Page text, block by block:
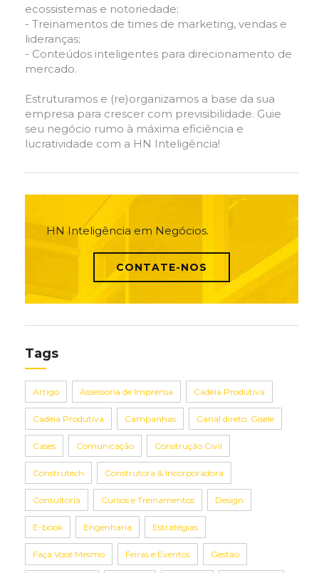
ecossistemas e notoriedade;
- Treinamentos de times de marketing, vendas e
lideranças;
- Conteúdos inteligentes para direcionamento de
mercado.
Estruturamos e (re)organizamos a base da sua
empresa para crescer com previsibilidade. Guie
seu negócio rumo à máxima eficiência e
lucratividade com a HN Inteligência!
HN Inteligência em Negócios.
CONTATE-NOS
Tags
Artigo Assessoria de Imprensa Cadeia Produtiva
Cadeia Produtiva Campanhas Canal direto: Gisele
Cases Comunicação Construção Civil
Construtech Construtora & Incorporadora
Consultoria Cursos e Treinamentos Design
E-book Engenharia Estratégias
Faça Você Mesmo Feiras e Eventos Gestão